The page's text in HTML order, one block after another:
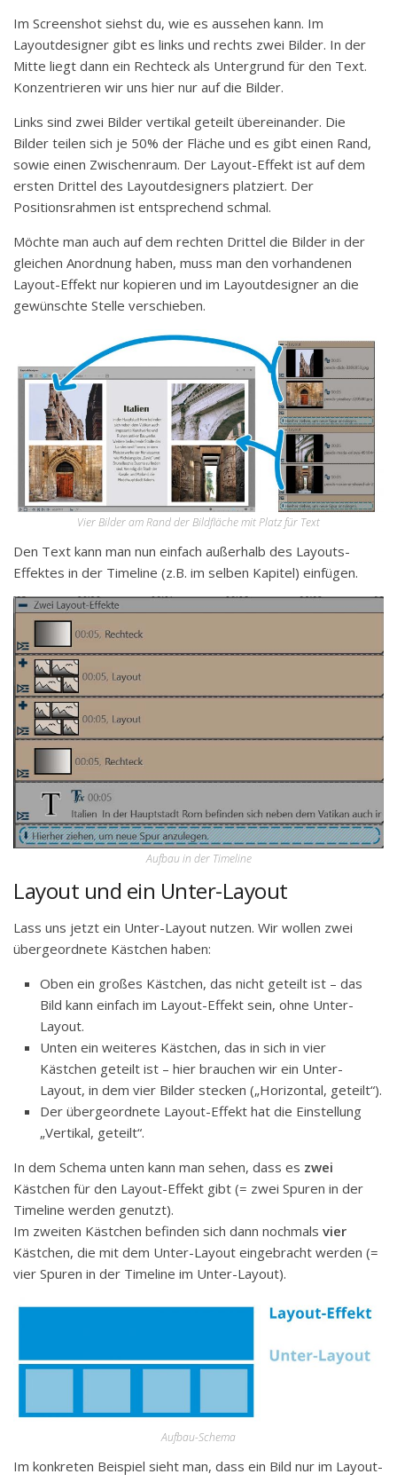
Im Screenshot siehst du, wie es aussehen kann. Im
Layoutdesigner gibt es links und rechts zwei Bilder. In der
Mitte liegt dann ein Rechteck als Untergrund für den Text.
Konzentrieren wir uns hier nur auf die Bilder.
Links sind zwei Bilder vertikal geteilt übereinander. Die
Bilder teilen sich je 50% der Fläche und es gibt einen Rand,
sowie einen Zwischenraum. Der Layout-Effekt ist auf dem
ersten Drittel des Layoutdesigners platziert. Der
Positionsrahmen ist entsprechend schmal.
Möchte man auch auf dem rechten Drittel die Bilder in der
gleichen Anordnung haben, muss man den vorhandenen
Layout-Effekt nur kopieren und im Layoutdesigner an die
gewünschte Stelle verschieben.
Vier Bilder am Rand der Bildfläche mit Platz für Text
Den Text kann man nun einfach außerhalb des Layouts-
Effektes in der Timeline (z.B. im selben Kapitel) einfügen.
Aufbau in der Timeline
Layout und ein Unter-Layout
Lass uns jetzt ein Unter-Layout nutzen. Wir wollen zwei
übergeordnete Kästchen haben:
Oben ein großes Kästchen, das nicht geteilt ist – das
Bild kann einfach im Layout-Effekt sein, ohne Unter-
Layout.
Unten ein weiteres Kästchen, das in sich in vier
Kästchen geteilt ist – hier brauchen wir ein Unter-
Layout, in dem vier Bilder stecken („Horizontal, geteilt“).
Der übergeordnete Layout-Effekt hat die Einstellung
„Vertikal, geteilt“.
In dem Schema unten kann man sehen, dass es zwei
Kästchen für den Layout-Effekt gibt (= zwei Spuren in der
Timeline werden genutzt).
Im zweiten Kästchen befinden sich dann nochmals vier
Kästchen, die mit dem Unter-Layout eingebracht werden (=
vier Spuren in der Timeline im Unter-Layout).
Aufbau-Schema
Im konkreten Beispiel sieht man, dass ein Bild nur im Layout-